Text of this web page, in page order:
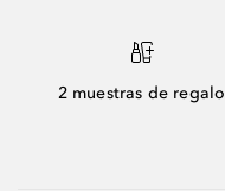
2 muestras de regalo